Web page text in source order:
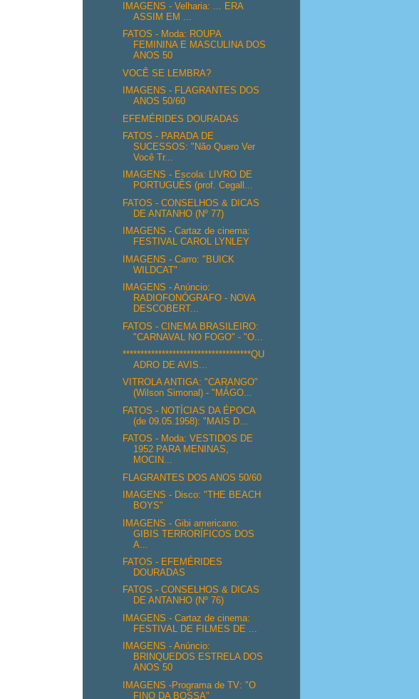
IMAGENS - Velharia: ... ERA
ASSIM EM ...
FATOS - Moda: ROUPA
FEMININA E MASCULINA DOS
ANOS 50
VOCÊ SE LEMBRA?
IMAGENS - FLAGRANTES DOS
ANOS 50/60
EFEMÉRIDES DOURADAS
FATOS - PARADA DE
SUCESSOS: "Não Quero Ver
Você Tr...
IMAGENS - Escola: LIVRO DE
PORTUGUÊS (prof. Cegall...
FATOS - CONSELHOS & DICAS
DE ANTANHO (Nº 77)
IMAGENS - Cartaz de cinema:
FESTIVAL CAROL LYNLEY
IMAGENS - Carro: "BUICK
WILDCAT"
IMAGENS - Anúncio:
RADIOFONÓGRAFO - NOVA
DESCOBERT...
FATOS - CINEMA BRASILEIRO:
"CARNAVAL NO FOGO" - "O...
************************************QU
ADRO DE AVIS...
VITROLA ANTIGA: "CARANGO"
(Wilson Simonal) - "MÁGO...
FATOS - NOTÍCIAS DA ÉPOCA
(de 09.05.1958): "MAIS D...
FATOS - Moda: VESTIDOS DE
1952 PARA MENINAS,
MOCIN...
FLAGRANTES DOS ANOS 50/60
IMAGENS - Disco: "THE BEACH
BOYS"
IMAGENS - Gibi americano:
GIBIS TERRORÍFICOS DOS
A...
FATOS - EFEMÉRIDES
DOURADAS
FATOS - CONSELHOS & DICAS
DE ANTANHO (Nº 76)
IMAGENS - Cartaz de cinema:
FESTIVAL DE FILMES DE ...
IMAGENS - Anúncio:
BRINQUEDOS ESTRELA DOS
ANOS 50
IMAGENS -Programa de TV: "O
FINO DA BOSSA"